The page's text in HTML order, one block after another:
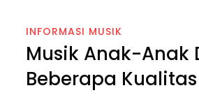
INFORMASI MUSIK
Musik Anak-Anak
Beberapa